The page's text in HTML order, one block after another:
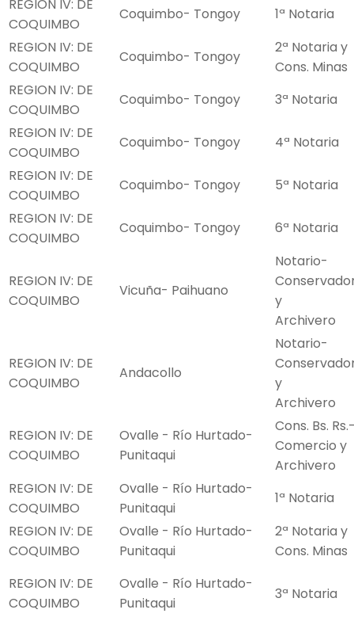
REGION IV: DE
COQUIMBO
Coquimbo- Tongoy
1ª Notaria
REGION IV: DE
COQUIMBO
Coquimbo- Tongoy
2ª Notaria y
Cons. Minas
REGION IV: DE
COQUIMBO
Coquimbo- Tongoy
3ª Notaria
REGION IV: DE
COQUIMBO
Coquimbo- Tongoy
4ª Notaria
REGION IV: DE
COQUIMBO
Coquimbo- Tongoy
5ª Notaria
REGION IV: DE
COQUIMBO
Coquimbo- Tongoy 6ª Notaria
REGION IV: DE
COQUIMBO
Vicuña- Paihuano
Notario-
y
Archivero
REGION IV: DE
COQUIMBO
Andacollo
Notario-
y
Archivero
REGION IV: DE
COQUIMBO
Ovalle - Río Hurtado-
Punitaqui
Cons. Bs.
Comercio y
Archivero
REGION IV: DE
COQUIMBO
Ovalle - Río Hurtado-
Punitaqui
1ª Notaria
REGION IV: DE
COQUIMBO
Ovalle - Río Hurtado-
Punitaqui
2ª Notaria y
Cons. Minas
REGION IV: DE
COQUIMBO
Ovalle - Río Hurtado-
Punitaqui
3ª Notaria